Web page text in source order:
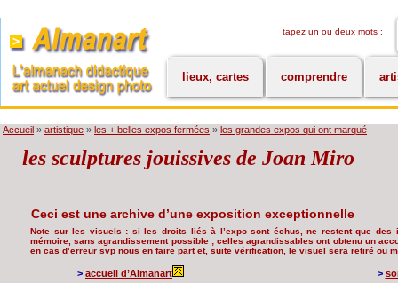
tapez un ou deux mots :
lieux, cartes comprendre
Accueil » artistique » les + belles expos fermées » les grandes expos qui ont marqué
les sculptures jouissives de Joan Miro
Ceci est une archive d’une exposition exceptionnelle
Note sur les visuels : si les droits liés à l’expo sont échus, ne restent que des
mémoire, sans agrandissement possible ; celles agrandissables ont obtenu un
en cas d’erreur svp nous en faire part et, suite vérification, le visuel sera retiré ou
> accueil d’Almanart >